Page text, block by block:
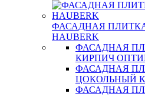
ФАСАДНАЯ
HAUBERK
ФАСАДНАЯ
КИРПИЧ
ФАСАДНАЯ
ЦОКОЛЬНЫЙ
ФАСАДНАЯ